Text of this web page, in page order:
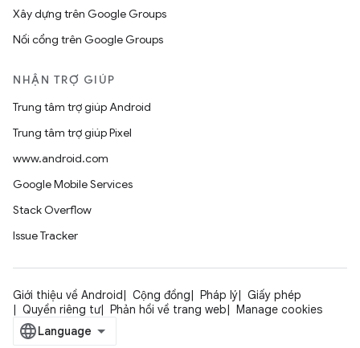
Xây dựng trên Google Groups
Nối cổng trên Google Groups
NHẬN TRỢ GIÚP
Trung tâm trợ giúp Android
Trung tâm trợ giúp Pixel
www.android.com
Google Mobile Services
Stack Overflow
Issue Tracker
Giới thiệu về Android Cộng đồng Pháp lý
Giấy phép
Quyền riêng tư
Phản hồi về trang web Manage cookies